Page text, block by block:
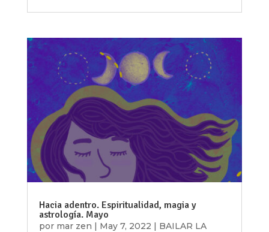
Hacia adentro. Espiritualidad, magia y
astrología. Mayo
por mar zen | May 7, 2022 | BAILAR LA